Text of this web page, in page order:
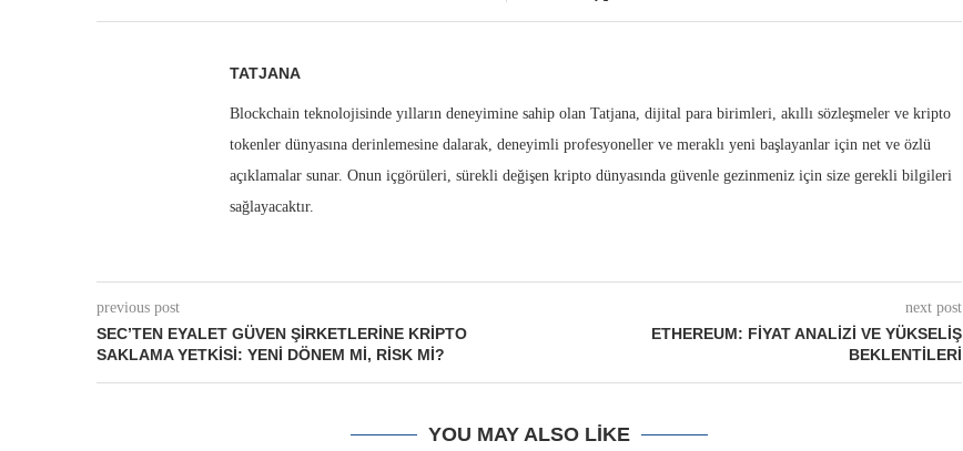
TATJANA
Blockchain teknolojisinde yılların deneyimine sahip olan Tatjana, dijital para birimleri, akıllı sözleşmeler ve kripto
tokenler dünyasına derinlemesine dalarak, deneyimli profesyoneller ve meraklı yeni başlayanlar için net ve özlü
açıklamalar sunar. Onun içgörüleri, sürekli değişen kripto dünyasında güvenle gezinmeniz için size gerekli bilgileri
sağlayacaktır.
previous post
SEC’TEN EYALET GÜVEN ŞIRKETLERINE KRIPTO
SAKLAMA YETKISI: YENI DÖNEM MI, RISK MI?
next post
ETHEREUM: FIYAT ANALIZI VE YÜKSELIŞ
BEKLENTILERI
YOU MAY ALSO LIKE